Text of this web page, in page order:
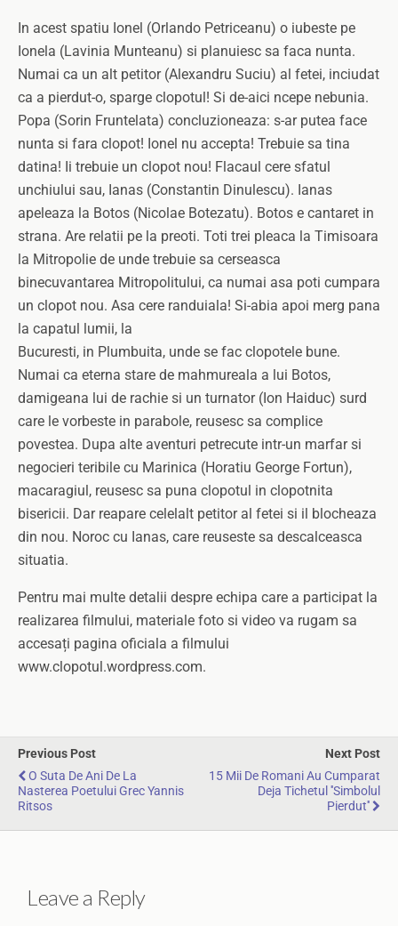
In acest spatiu Ionel (Orlando Petriceanu) o iubeste pe
Ionela (Lavinia Munteanu) si planuiesc sa faca nunta.
Numai ca un alt petitor (Alexandru Suciu) al fetei, inciudat
ca a pierdut-o, sparge clopotul! Si de-aici ncepe nebunia.
Popa (Sorin Fruntelata) concluzioneaza: s-ar putea face
nunta si fara clopot! Ionel nu accepta! Trebuie sa tina
datina! Ii trebuie un clopot nou! Flacaul cere sfatul
unchiului sau, Ianas (Constantin Dinulescu). Ianas
apeleaza la Botos (Nicolae Botezatu). Botos e cantaret in
strana. Are relatii pe la preoti. Toti trei pleaca la Timisoara
la Mitropolie de unde trebuie sa cerseasca
binecuvantarea Mitropolitului, ca numai asa poti cumpara
un clopot nou. Asa cere randuiala! Si-abia apoi merg pana
la capatul lumii, la
Bucuresti, in Plumbuita, unde se fac clopotele bune.
Numai ca eterna stare de mahmureala a lui Botos,
damigeana lui de rachie si un turnator (Ion Haiduc) surd
care le vorbeste in parabole, reusesc sa complice
povestea. Dupa alte aventuri petrecute intr-un marfar si
negocieri teribile cu Marinica (Horatiu George Fortun),
macaragiul, reusesc sa puna clopotul in clopotnita
bisericii. Dar reapare celelalt petitor al fetei si il blocheaza
din nou. Noroc cu Ianas, care reuseste sa descalceasca
situatia.
Pentru mai multe detalii despre echipa care a participat la
realizarea filmului, materiale foto si video va rugam sa
accesați pagina oficiala a filmului
www.clopotul.wordpress.com.
Previous Post
O Suta De Ani De La
Nasterea Poetului Grec Yannis
Ritsos
Next Post
15 Mii De Romani Au Cumparat
Deja Tichetul ''Simbolul
Pierdut''
Leave a Reply